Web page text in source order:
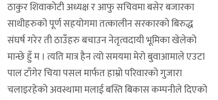
ठाकुर शिवाकोटी अध्यक्ष र आफु सचिवमा बसेर बजारका
साथीहरुको पूर्ण सहयोगमा तत्कालीन सरकारको बिरुद्ध
संघर्ष गरेर ती ठाउँहरु बचाउन नेतृत्वदायी भूमिका खेलेको
मान्छे हुँ म । त्यति मात्र हैन त्यो समयमा मेरो बुवाआमाले एउटा
पाल टाँगेर चिया पसल मार्फत हाम्रो परिवारको गुजारा
चलाइरहेको अवस्थामा मलाई बस्ति बिकास कम्पनीले दिएको